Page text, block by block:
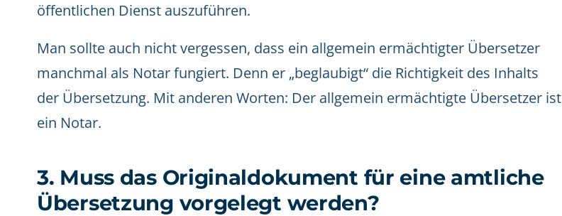
öffentlichen Dienst auszuführen.
Man sollte auch nicht vergessen, dass ein allgemein ermächtigter Übersetzer
manchmal als Notar fungiert. Denn er „beglaubigt“ die Richtigkeit des Inhalts
der Übersetzung. Mit anderen Worten: Der allgemein ermächtigte Übersetzer ist
ein Notar.
3. Muss das Originaldokument für eine amtliche
Übersetzung vorgelegt werden?